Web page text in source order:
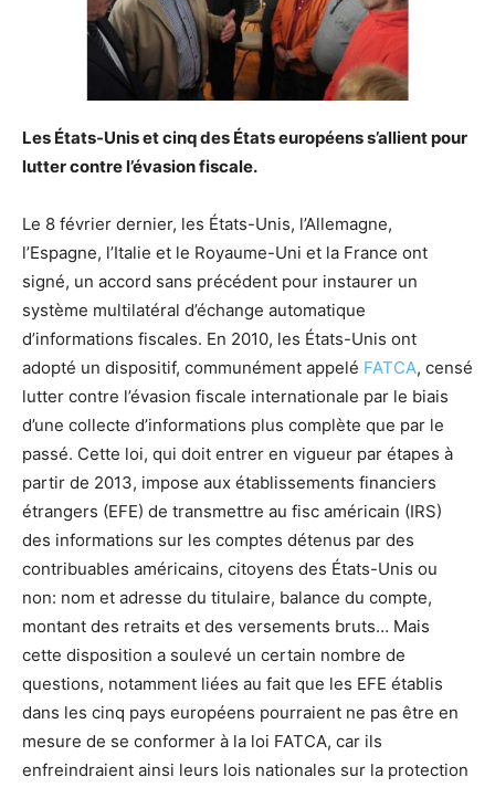
Les États-Unis et cinq des États européens s’allient pour
lutter contre l’évasion fiscale.
Le 8 février dernier, les États-Unis, l’Allemagne,
l’Espagne, l’Italie et le Royaume-Uni et la France ont
signé, un accord sans précédent pour instaurer un
système multilatéral d’échange automatique
d’informations fiscales. En 2010, les États-Unis ont
adopté un dispositif, communément appelé FATCA, censé
lutter contre l’évasion fiscale internationale par le biais
d’une collecte d’informations plus complète que par le
passé. Cette loi, qui doit entrer en vigueur par étapes à
partir de 2013, impose aux établissements financiers
étrangers (EFE) de transmettre au fisc américain (IRS)
des informations sur les comptes détenus par des
contribuables américains, citoyens des États-Unis ou
non: nom et adresse du titulaire, balance du compte,
montant des retraits et des versements bruts… Mais
cette disposition a soulevé un certain nombre de
questions, notamment liées au fait que les EFE établis
dans les cinq pays européens pourraient ne pas être en
mesure de se conformer à la loi FATCA, car ils
enfreindraient ainsi leurs lois nationales sur la protection